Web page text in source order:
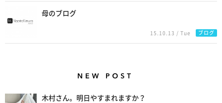
母のブログ
15.10.13 / Tue ブログ
木村さん。明日やすまれますか？